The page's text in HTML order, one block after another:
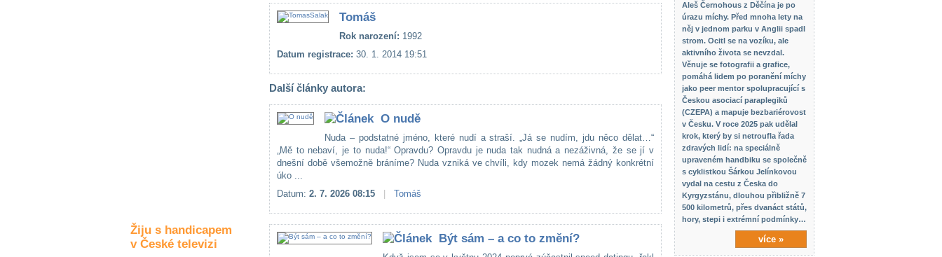
Žiju s handicapem
v České televizi
Tomáš
Rok narození: 1992
Datum registrace: 30. 1. 2014 19:51
Další články autora:
O nudě
Nuda – podstatné jméno, které nudí a straší. „Já se nudím, jdu něco dělat…“
„Mě to nebaví, je to nuda!“ Opravdu? Opravdu je nuda tak nudná a nezáživná, že se jí v
dnešní době všemožně bráníme? Nuda vzniká ve chvíli, kdy mozek nemá žádný konkrétní
úko ...
Datum: 2. 7. 2026 08:15 Tomáš
Být sám – a co to změní?
Aleš Černohous z Děčína je po
úrazu míchy. Před mnoha lety na
něj v jednom parku v Anglii spadl
strom. Ocitl se na vozíku, ale
aktivního života se nevzdal.
Věnuje se fotografii a grafice,
pomáhá lidem po poranění míchy
jako peer mentor spolupracující s
Českou asociací paraplegiků
(CZEPA) a mapuje bezbariérovost
v Česku. V roce 2025 pak udělal
krok, který by si netroufla řada
zdravých lidí: na speciálně
upraveném handbiku se společně
s cyklistkou Šárkou Jelínkovou
vydal na cestu z Česka do
Kyrgyzstánu, dlouhou přibližně 7
500 kilometrů, přes dvanáct států,
hory, stepi i extrémní podmínky…
více »